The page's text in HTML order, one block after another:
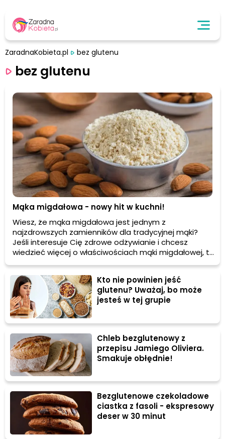
ZaradnaKobieta.pl bez glutenu
bez glutenu
Mąka migdałowa - nowy hit w kuchni!
Wiesz, że mąka migdałowa jest jednym z
najzdrowszych zamienników dla tradycyjnej mąki?
Jeśli interesuje Cię zdrowe odżywianie i chcesz
wiedzieć więcej o właściwościach mąki migdałowej, to
ten artykuł jest dla Ciebie! Dowiedz się, dlaczego
warto sięgnąć po mąkę migdałową i jakie korzyści
może przynieść Twojemu zdrowiu.Kto nie powinien jeść
glutenu? Uważaj, bo może
jesteś w tej grupie
Chleb bezglutenowy z
przepisu Jamiego Oliviera.
Smakuje obłędnie!
Bezglutenowe czekoladowe
ciastka z fasoli - ekspresowy
deser w 30 minut